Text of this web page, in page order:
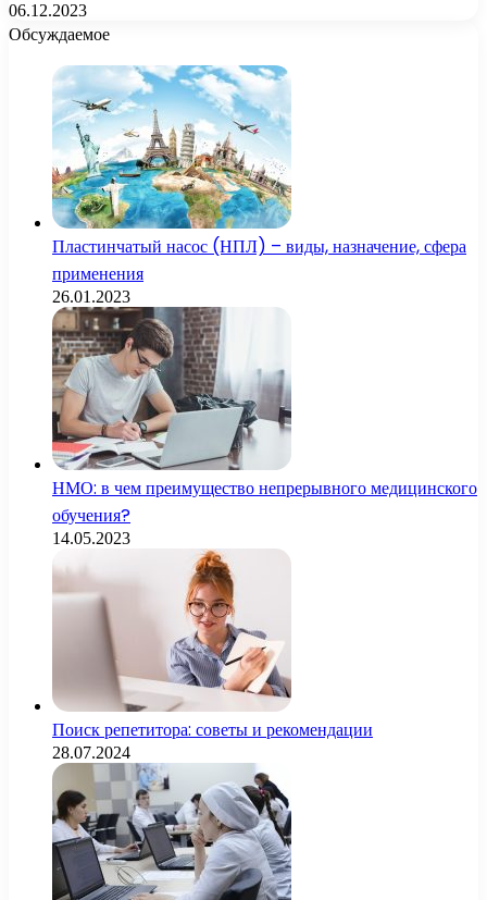
06.12.2023
Обсуждаемое
Пластинчатый насос (НПЛ) – виды, назначение, сфера
применения
26.01.2023
НМО: в чем преимущество непрерывного медицинского
обучения?
14.05.2023
Поиск репетитора: советы и рекомендации
28.07.2024